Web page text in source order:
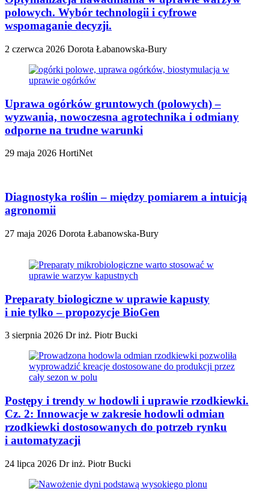
polowych. Wybór technologii i cyfrowe
wspomaganie decyzji.
2 czerwca 2026 Dorota Łabanowska-Bury
Uprawa ogórków gruntowych (polowych) –
wyzwania, nowoczesna agrotechnika i odmiany
odporne na trudne warunki
29 maja 2026 HortiNet
Diagnostyka roślin – między pomiarem a intuicją
agronomii
27 maja 2026 Dorota Łabanowska-Bury
Preparaty biologiczne w uprawie kapusty
i nie tylko – propozycje BioGen
3 sierpnia 2026 Dr inż. Piotr Bucki
Postępy i trendy w hodowli i uprawie rzodkiewki.
Cz. 2: Innowacje w zakresie hodowli odmian
rzodkiewki dostosowanych do potrzeb rynku
i automatyzacji
24 lipca 2026 Dr inż. Piotr Bucki